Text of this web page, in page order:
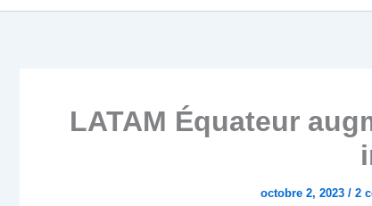
LATAM Équateur
octobre 2, 2023 / 2